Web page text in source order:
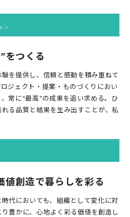
ン
をつくる
を提供し、信頼と感動を積み重ねて
ジェクト・提案・ものづくりにおい
常に“最高”の成果を追い求める。ひ
る品質と結果を生み出すことが、私
値創造で暮らしを彩る
代においても、組織として変化に対
豊かに、心地よく彩る価値を創造し